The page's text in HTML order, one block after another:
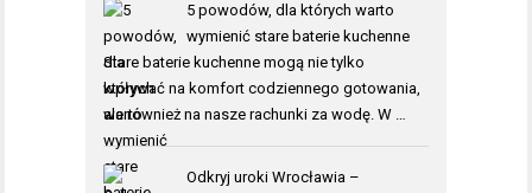
5 powodów, dla których warto
wymienić stare baterie kuchenne
Stare baterie kuchenne mogą nie tylko
wpływać na komfort codziennego gotowania,
ale również na nasze rachunki za wodę. W …
Odkryj uroki Wrocławia –